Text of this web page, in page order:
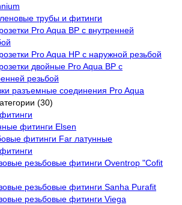
трубы и фитинги
Pro Aqua ВР с внутренней
Pro Aqua НР с наружной резьбой
двойные Pro Aqua ВР с
резьбой
разъемные соединения Pro Aqua
(30)
фитинги Elsen
фитинги Far латунные
резьбовые фитинги Oventrop "Cofit
резьбовые фитинги Sanha Purafit
резьбовые фитинги Viega